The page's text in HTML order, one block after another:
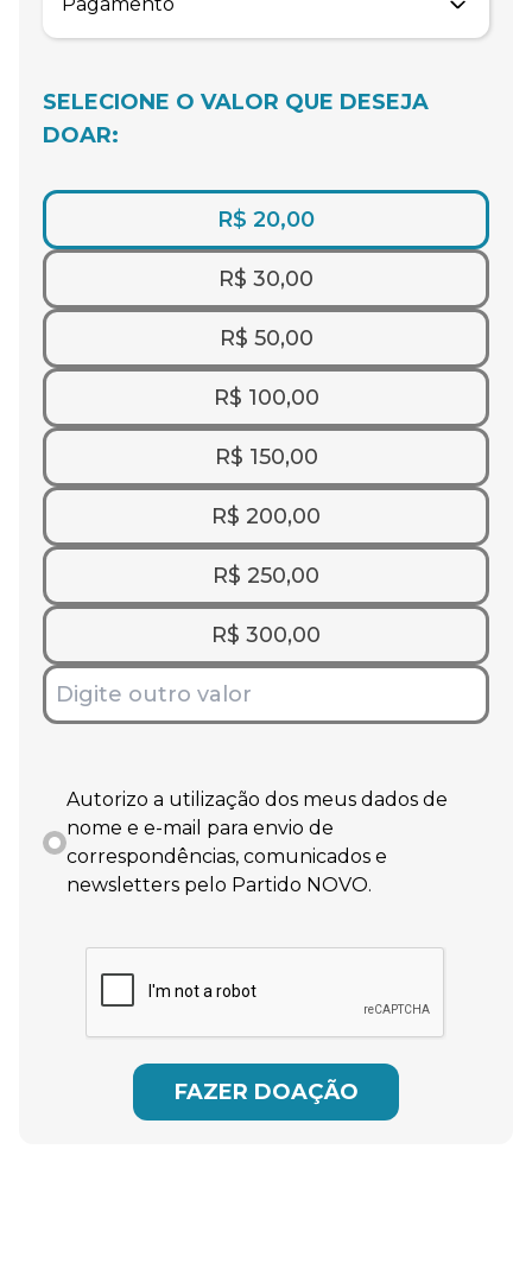
SELECIONE O VALOR QUE DESEJA
DOAR:
R$ 20,00
R$ 30,00
R$ 50,00
R$ 100,00
R$ 150,00
R$ 200,00
R$ 250,00
R$ 300,00
Autorizo a utilização dos meus dados de
nome e e-mail para envio de
correspondências, comunicados e
newsletters pelo Partido NOVO.
FAZER DOAÇÃO